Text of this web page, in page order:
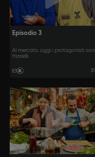
Episodio 3
Al mercato oggi i protagonisti
friarielli.
E3